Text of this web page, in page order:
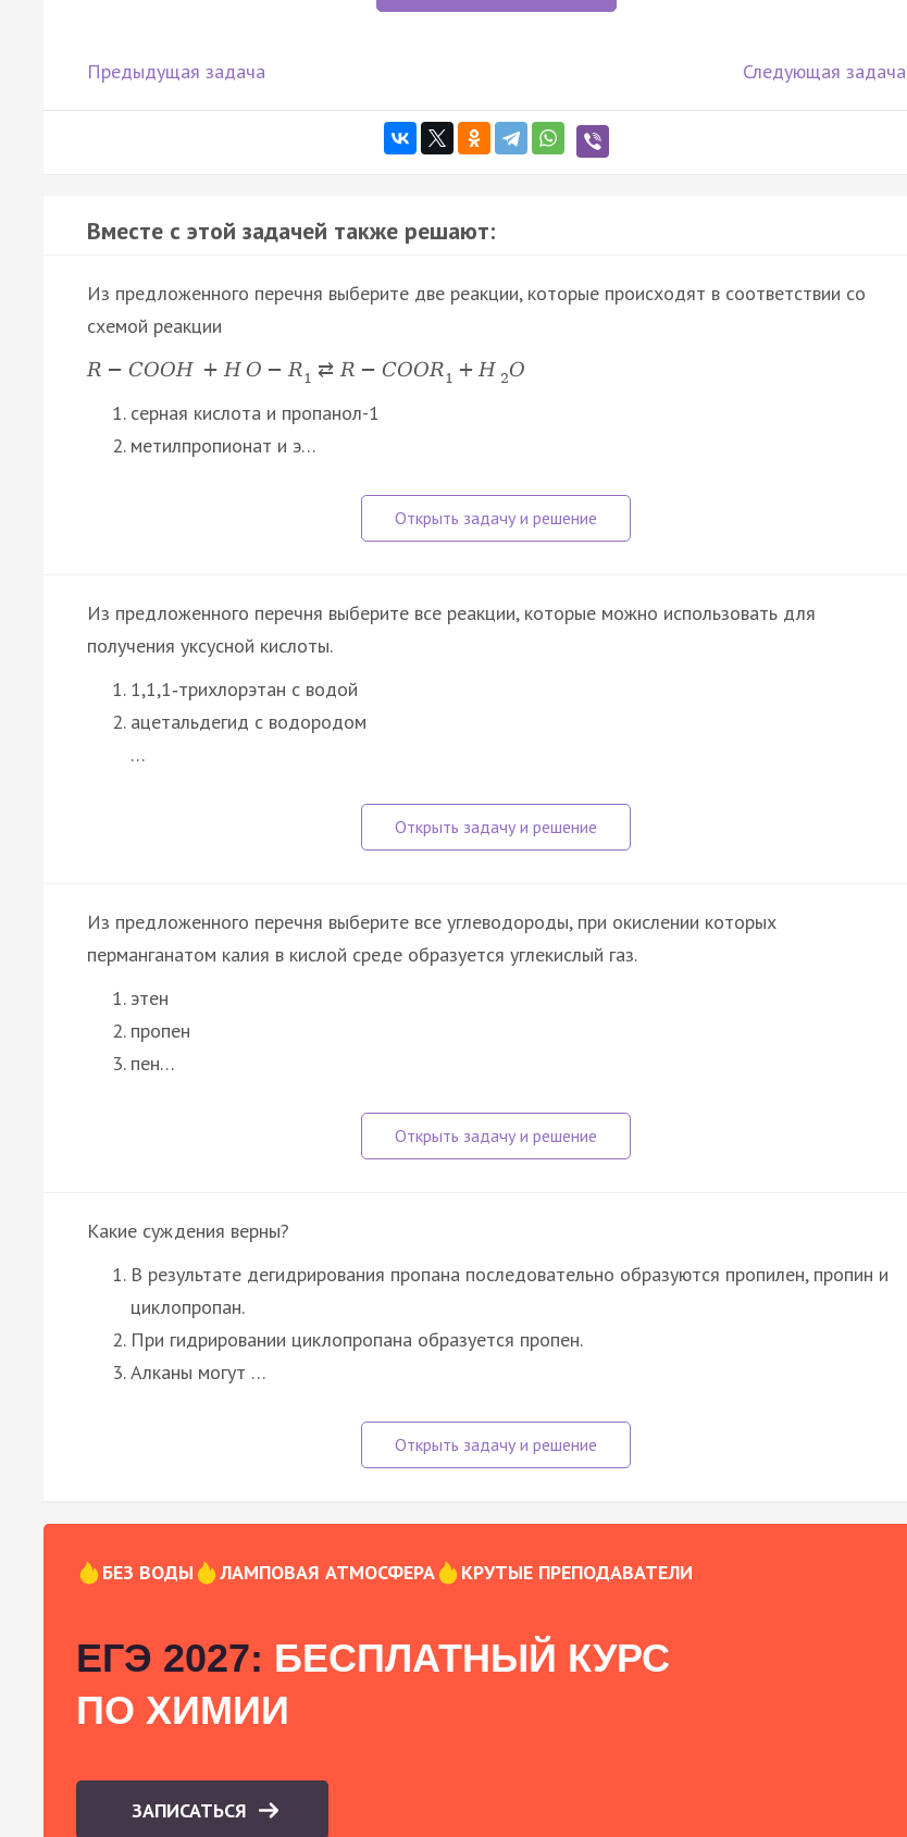
Предыдущая задача Следующая задача
Вместе с этой задачей также решают:
Из предложенного перечня выберите две реакции, которые происходят в соответствии со
схемой реакции
R − COOH + H O − R1 ⇄ R − COOR1 + H 2O
серная кислота и пропанол-1
метилпропионат и э…
Из предложенного перечня выберите все реакции, которые можно использовать для
получения уксусной кислоты.
1,1,1‑трихлорэтан с водой
ацетальдегид с водородом
…
Из предложенного перечня выберите все углеводороды, при окислении которых
перманганатом калия в кислой среде образуется углекислый газ.
этен
пропен
пен…
Какие суждения верны?
В результате дегидрирования пропана последовательно образуются пропилен, пропин и
циклопропан.
При гидрировании циклопропана образуется пропен.
Алканы могут …
БЕЗ ВОДЫ ЛАМПОВАЯ АТМОСФЕРА КРУТЫЕ ПРЕПОДАВАТЕЛИ
ЕГЭ 2027: БЕСПЛАТНЫЙ КУРС
ПО ХИМИИ
ЗАПИСАТЬСЯ